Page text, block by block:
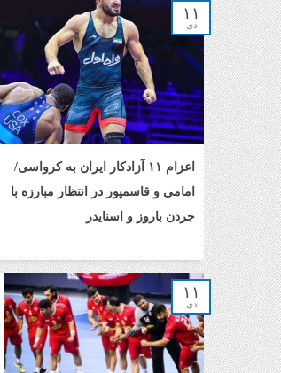
۱۱
دی
اعزام ۱۱ آزادکار ایران به کرواسی/
امامی و قاسمپور در انتظار مبارزه با
جردن باروز و اسنایدر
۱۱
دی